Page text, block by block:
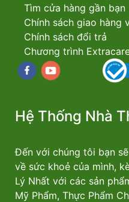
Tìm cửa hàng gần bạn
Chính sách giao hàng
Chính sách đổi trả
Chương trình
Facebookyoutube
Hệ Thống Nhà
Đến với chúng tôi bạn
về sức khoẻ của mình,
Lý Nhất với các sản
Mỹ Phẩm, Thực Phẩm